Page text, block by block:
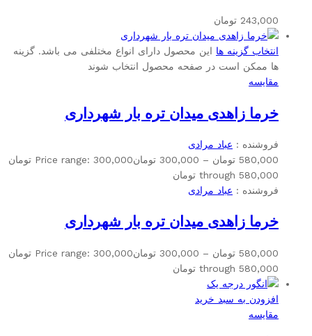
243,000 تومان
انتخاب گزینه ها این محصول دارای انواع مختلفی می باشد. گزینه
ها ممکن است در صفحه محصول انتخاب شوند
مقایسه
خرما زاهدی میدان تره بار شهرداری
فروشنده : عباد مرادی
580,000 تومان –
300,000 تومان
Price range: 300,000 تومان
through 580,000 تومان
فروشنده : عباد مرادی
خرما زاهدی میدان تره بار شهرداری
580,000 تومان –
300,000 تومان
Price range: 300,000 تومان
through 580,000 تومان
افزودن به سبد خرید
مقایسه